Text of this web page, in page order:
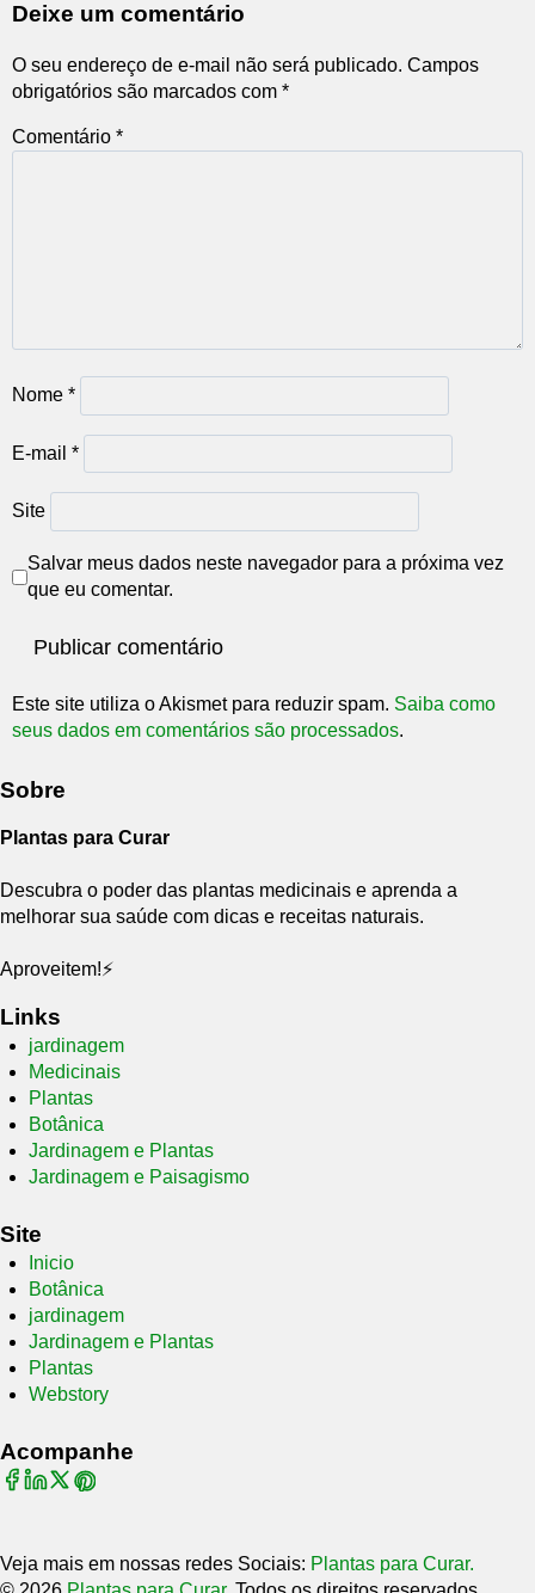
Deixe um comentário
O seu endereço de e-mail não será publicado. Campos
obrigatórios são marcados com *
Comentário *
Nome *
E-mail *
Site
Salvar meus dados neste navegador para a próxima vez
que eu comentar.
Este site utiliza o Akismet para reduzir spam. Saiba como
seus dados em comentários são processados.
Sobre
Plantas para Curar
Descubra o poder das plantas medicinais e aprenda a
melhorar sua saúde com dicas e receitas naturais.
Aproveitem!⚡
Links
jardinagem
Medicinais
Plantas
Botânica
Jardinagem e Plantas
Jardinagem e Paisagismo
Site
Inicio
Botânica
jardinagem
Jardinagem e Plantas
Plantas
Webstory
Acompanhe
Veja mais em nossas redes Sociais: Plantas para Curar.